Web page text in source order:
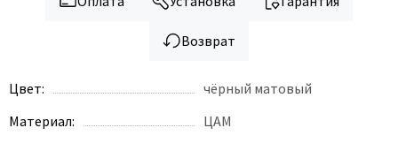
Возврат
Цвет:
чёрный матовый
Материал:
ЦАМ